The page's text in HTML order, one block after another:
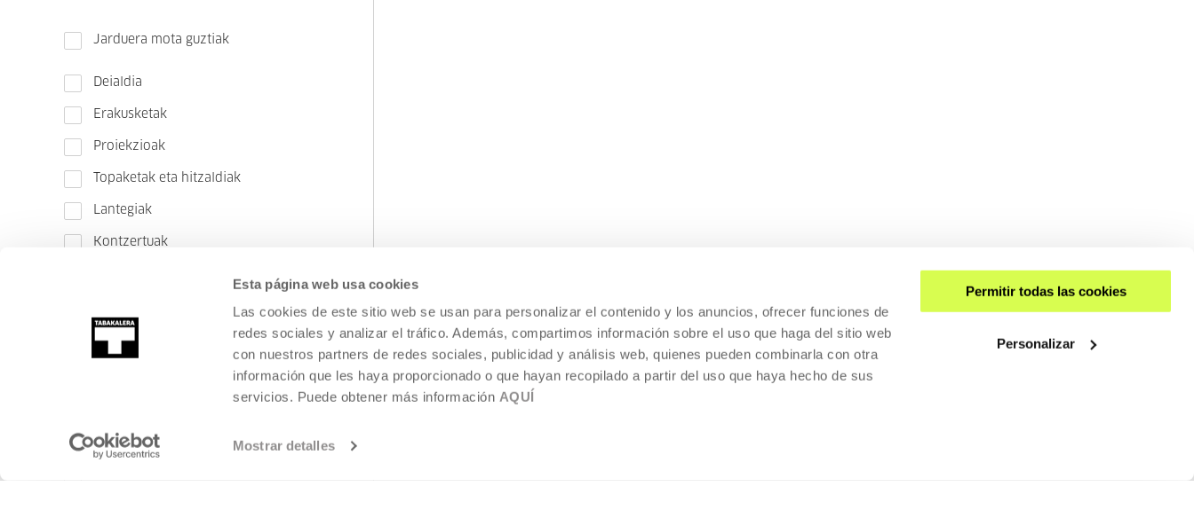
Esta página web usa cookies
Las cookies de este sitio web se usan para personalizar el contenido y los anuncios, ofrecer funciones de
redes sociales y analizar el tráfico. Además, compartimos información sobre el uso que haga del sitio web
con nuestros partners de redes sociales, publicidad y análisis web, quienes pueden combinarla con otra
información que les haya proporcionado o que hayan recopilado a partir del uso que haya hecho de sus
servicios. Puede obtener más información AQUÍ
Mostrar detalles
Permitir todas las cookies
Personalizar
Jarduera mota guztiak
Deialdia
Erakusketak
Proiekzioak
Topaketak eta hitzaldiak
Lantegiak
Kontzertuak
Performanceak eta emanaldiak
Publiko orokorra